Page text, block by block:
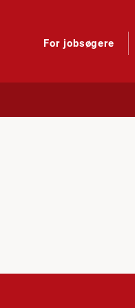
For jobsøgere